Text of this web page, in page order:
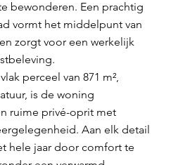
bewonderen. Een prachtig
vormt het middelpunt van
zorgt voor een werkelijk
perceel van 871 m²,
is de woning
ruime privé-oprit met
Aan elk detail
hele jaar door comfort te